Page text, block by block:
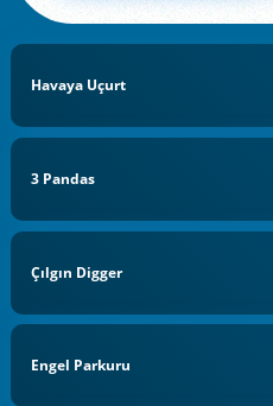
Havaya Uçurt
3 Pandas
Çılgın Digger
Engel Parkuru